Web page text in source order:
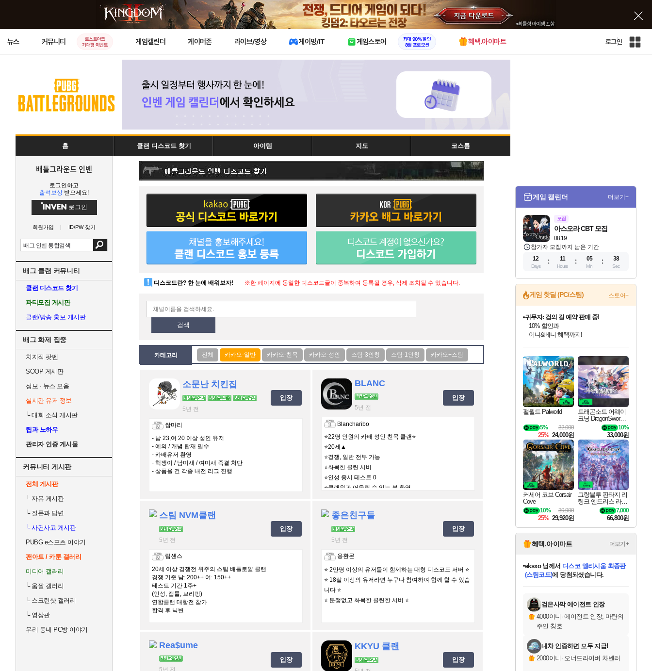
X
뉴스 커뮤니티
로스트아크
기대평 이벤트
게임캘린더 게이머존 라이브/영상 게이밍/IT 게임스토어
최대 90% 할인
8월 프로모션
혜택.아이마트 로그인
인
홈 클랜 디스코드 찾기 아이템 지도 코스튬
배틀그라운드 인벤
로그인하고
출석보상 받으세요!
로그인
회원가입 ID/PW 찾기
배그 클랜 커뮤니티
클랜 디스코드 찾기
파티모집 게시판
클랜/방송 홍보 게시판
배그 화제 집중
치지직 팟벤
SOOP 게시판
정보 · 뉴스 모음
실시간 유저 정보
└대회 소식 게시판
팁과 노하우
관리자 인증 게시물
커뮤니티 게시판
전체 게시판
└자유 게시판
└질문과 답변
└사건사고 게시판
PUBG e스포츠 이야기
팬아트 / 카툰 갤러리
미디어 갤러리
└움짤 갤러리
└스크린샷 갤러리
└영상관
우리 동네 PC방 이야기
디스코드란? 한 눈에 배워보자! ※한 페이지에 동일한 디스코드글이 중복하여 등록될 경우, 삭제 조치될 수 있습니다.
검색
카테고리
소문난 치킨집
5년 전
입장
쌈마리
- 남 23,여 20 이상 성인 유저
- 예의 / 개념 탑재 필수
- 카배유저 환영
- 핵쟁이 / 남미새 / 여미새 즉결 처단
- 상품을 건 각종 내전 리그 진행
BLANC
5년 전
입장
Blancharibo
⭐22명 인원의 카배 성인 친목 클랜⭐
⭐20세▲
⭐경쟁, 일반 전부 가능
⭐화목한 클린 서버
⭐인성 중시 테스트 0
⭐클랜원과 어울릴 수 있는 분 환영
스팀 NVM클랜
5년 전
입장
립센스
20세 이상 경쟁전 위주의 스팀 배틀로얄 클랜
경쟁 기준 남: 200++ 여: 150++
테스트 기간 1주+
(인성, 접률, 브리핑)
연합클랜 대항전 참가
합격 후 닉변
좋은친구들
5년 전
입장
용환몬
⭐️ 2만명 이상의 유저들이 함께하는 대형 디스코드 서버 ⭐️
⭐️ 18살 이상의 유저라면 누구나 참여하여 함께 할 수 있습
니다 ⭐️
⭐️ 분쟁없고 화목한 클린한 서버 ⭐️
Rea$ume
5년 전
입장
KKYU 클랜
입장
게임 캘린더 더보기+
모집
08.19
아스오라 CBT 모집
참가자 모집까지 남은 기간
12
Days
11
Hours
05
Min
38
Sec
게임 핫딜 (PC/스팀) 스토어+
최대 90% 할인가를 만나보세요!
네이버혜택과 함께 만나보세요!
50%할인&추가 적립까지!
귀무자: 검의 길 예약 판매 중!
10% 할인과
이니&베니 혜택까지!
네이버 혜택가와 함께 예약하세요!
할인&네이버혜택으로 만나보세요!
네이버페이 혜택과 만나보세요!
40주년 프로모션으로 만나보세요!
네이버 포인트 혜택까지!
할인가에 만나보세요!
일부 에디션 상시 할인!
혜택으로 예약 판매 중
편안하게 충전하세요
팰월드 Palworld
32,000
5%
25% 24,000원
드래곤소드 어웨이
크닝 DragonSword A
10%
33,000원
커세어 코브 Corsair
Cove
39,900
10%
25% 29,920원
그랑블루 판타지 리
링크 엔드리스 라그
나로크 Granblue Fa
ntasy Relink Endless
7,000
66,800원
혜택.아이마트 더보기+
당첨되셨습니다.
당첨되셨습니다.
eksxo님께서 디스코 엘리시움 최종판
(스팀코드)에 당첨되셨습니다.
당첨되셨습니다.
당첨되셨습니다.
에디션 (스팀코드)를 교환.
당첨되셨습니다.
당첨되셨습니다.
당첨되셨습니다.
당첨되셨습니다.
검은사막 에이전트 인장
4000이니 ·에이전트 인장, 마탄의
주인 칭호
내차 인증하면 모두 지급!
2000이니 · 오너드라이버 차벤러